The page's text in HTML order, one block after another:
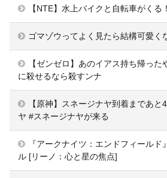
【NTE】水上バイクと自転車がくる
ゴマゾウってよく見たら結構可愛く
【ゼンゼロ】あのイアス持ち帰っ
に殺せるなら殺すンナ
【原神】スネージナヤ到着まであ
ヤ #スネージナヤが来る
『アークナイツ：エンドフィールド
ル [リーノ：心と星の焦点]